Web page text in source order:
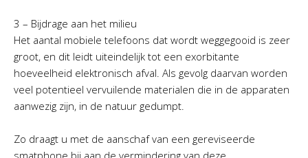
3 – Bijdrage aan het milieu
Het aantal mobiele telefoons dat wordt weggegooid is zeer
groot, en dit leidt uiteindelijk tot een exorbitante
hoeveelheid elektronisch afval. Als gevolg daarvan worden
veel potentieel vervuilende materialen die in de apparaten
aanwezig zijn, in de natuur gedumpt.
Zo draagt u met de aanschaf van een gereviseerde
smatphone bij aan de vermindering van deze